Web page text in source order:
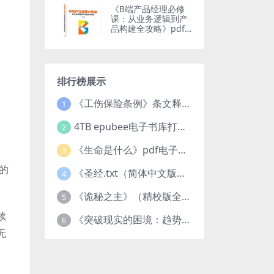
《B端产品经理必修
课：从业务逻辑到产
品构建全攻略》pdf
排行榜展示
1 《工伤保险条例》条文释义及案例分析pdf下载
2 4TB epubee电子书库打包下载
3 《生命是什么》pdf电子书下载
4 《圣经.txt（简体中文版）》作者：基督教译者：中国基督教协会
5 《诡秘之主》（精校版全本）作者：爱潜水的乌贼txt
6 《突破现实的困境：趋势、禀赋与企业家的大战略》pdf图书下载